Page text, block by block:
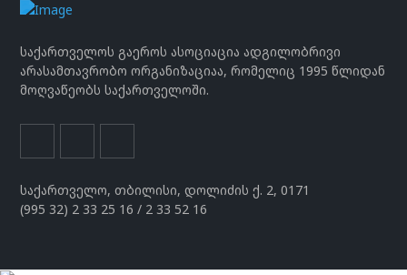
საქართველოს გაეროს ასოციაცია ადგილობრივი
არასამთავრობო ორგანიზაციაა, რომელიც 1995 წლიდან
მოღვაწეობს საქართველოში.
საქართველო, თბილისი, დოლიძის ქ. 2, 0171
(995 32) 2 33 25 16 / 2 33 52 16